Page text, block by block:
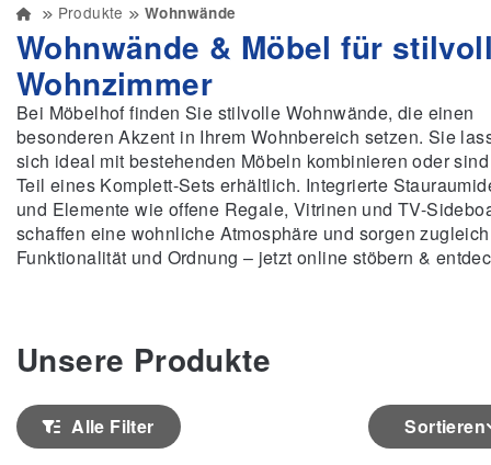
Produkte Wohnwände
Wohnwände & Möbel für
Wohnzimmer
Bei Möbelhof finden Sie stilvolle Wohnwände, die einen
besonderen Akzent in Ihrem Wohnbereich setzen. Sie
sich ideal mit bestehenden Möbeln kombinieren oder
Teil eines Komplett-Sets erhältlich. Integrierte
und Elemente wie offene Regale, Vitrinen und TV-
schaffen eine wohnliche Atmosphäre und sorgen
Funktionalität und Ordnung – jetzt online stöbern &
Unsere Produkte
Alle Filter Sortieren